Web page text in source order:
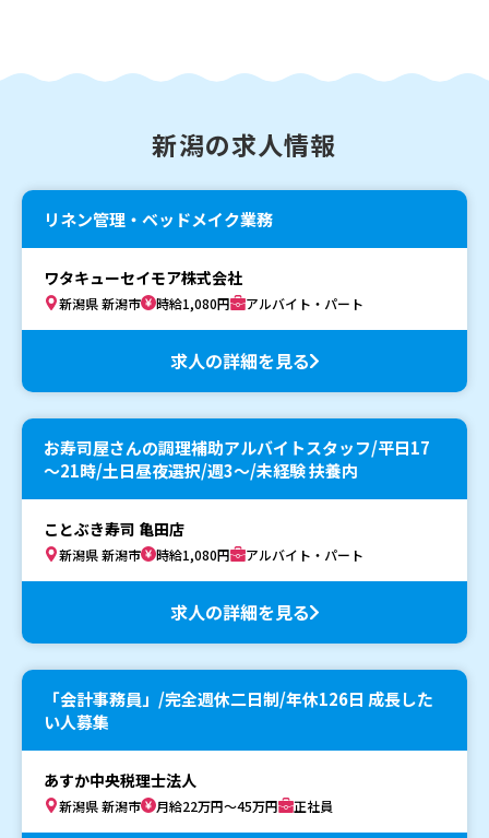
新潟の求人情報
リネン管理・ベッドメイク業務
ワタキューセイモア株式会社
新潟県 新潟市 時給1,080円 アルバイト・パート
求人の詳細を見る
お寿司屋さんの調理補助アルバイトスタッフ/平日17
～21時/土日昼夜選択/週3～/未経験 扶養内
ことぶき寿司 亀田店
新潟県 新潟市 時給1,080円 アルバイト・パート
求人の詳細を見る
「会計事務員」/完全週休二日制/年休126日 成長した
い人募集
あすか中央税理士法人
新潟県 新潟市 月給22万円～45万円 正社員